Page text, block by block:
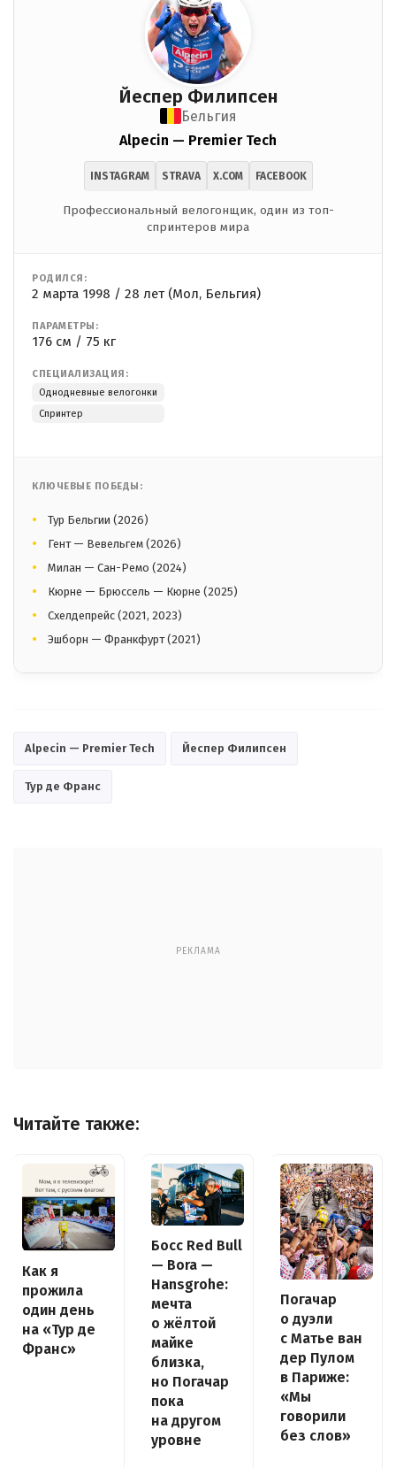
Йеспер Филипсен
Бельгия
Alpecin — Premier Tech
INSTAGRAM STRAVA X.COM FACEBOOK
Профессиональный велогонщик, один из топ-
спринтеров мира
РОДИЛСЯ:
2 марта 1998 / 28 лет (Мол, Бельгия)
ПАРАМЕТРЫ:
176 см / 75 кг
СПЕЦИАЛИЗАЦИЯ:
Однодневные велогонки
Спринтер
КЛЮЧЕВЫЕ ПОБЕДЫ:
Тур Бельгии (2026)
Гент — Вевельгем (2026)
Милан — Сан-Ремо (2024)
Кюрне — Брюссель — Кюрне (2025)
Схелдепрейс (2021, 2023)
Эшборн — Франкфурт (2021)
Alpecin — Premier Tech Йеспер Филипсен
Тур де Франс
РЕКЛАМА
Читайте также:
Как я
прожила
один день
на «Тур де
Франс»
Босс Red Bull
— Bora —
Hansgrohe:
мечта
о жёлтой
майке
близка,
но Погачар
пока
на другом
уровне
Погачар
о дуэли
с Матье ван
дер Пулом
в Париже:
«Мы
говорили
без слов»